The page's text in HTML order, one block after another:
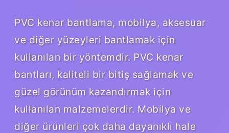
PVC kenar bantlama, mobilya, aksesuar
ve diğer yüzeyleri bantlamak için
kullanılan bir yöntemdir. PVC kenar
bantları, kaliteli bir bitiş sağlamak ve
güzel görünüm kazandırmak için
kullanılan malzemelerdir. Mobilya ve
diğer ürünleri çok daha dayanıklı hale